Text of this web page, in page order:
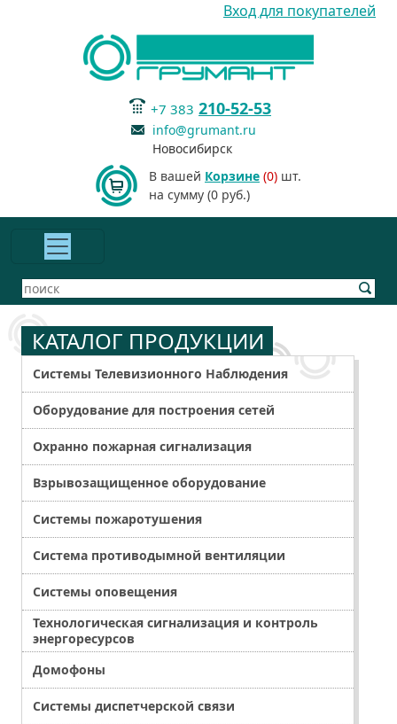
Вход для покупателей
+7 383 210-52-53
info@grumant.ru
Новосибирск
В вашей Корзине (0) шт.
на сумму (0 руб.)
КАТАЛОГ ПРОДУКЦИИ
Системы Телевизионного Наблюдения
Оборудование для построения сетей
Охранно пожарная сигнализация
Взрывозащищенное оборудование
Системы пожаротушения
Система противодымной вентиляции
Системы оповещения
Технологическая сигнализация и контроль
энергоресурсов
Домофоны
Системы диспетчерской связи